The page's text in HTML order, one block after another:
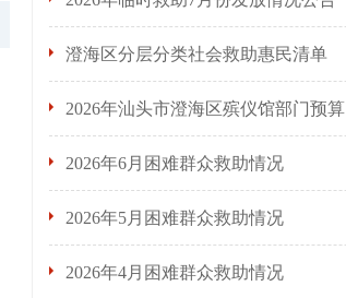
澄海区分层分类社会救助惠民清单
2026年汕头市澄海区殡仪馆部门预算
2026年6月困难群众救助情况
2026年5月困难群众救助情况
2026年4月困难群众救助情况